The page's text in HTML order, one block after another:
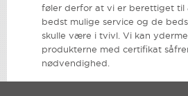
føler derfor at vi er berettiget til
bedst mulige service og de
skulle være i tvivl. Vi kan
produkterne med certifikat
nødvendighed.